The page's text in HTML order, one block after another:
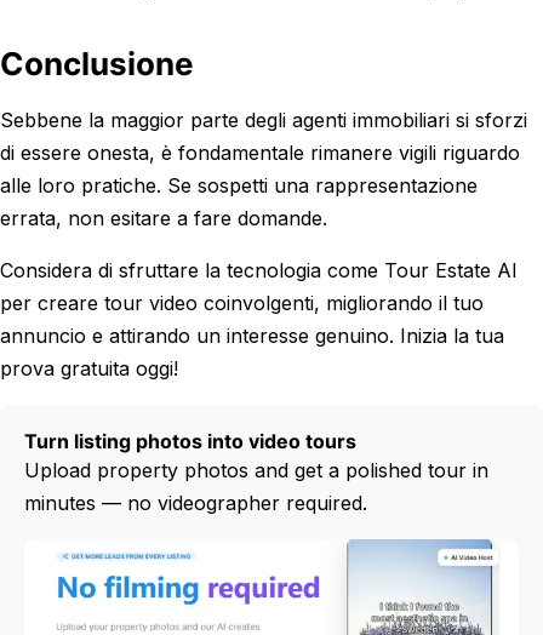
Conclusione
Sebbene la maggior parte degli agenti immobiliari si sforzi
di essere onesta, è fondamentale rimanere vigili riguardo
alle loro pratiche. Se sospetti una rappresentazione
errata, non esitare a fare domande.
Considera di sfruttare la tecnologia come Tour Estate AI
per creare tour video coinvolgenti, migliorando il tuo
annuncio e attirando un interesse genuino. Inizia la tua
prova gratuita oggi!
Turn listing photos into video tours
Upload property photos and get a polished tour in
minutes — no videographer required.